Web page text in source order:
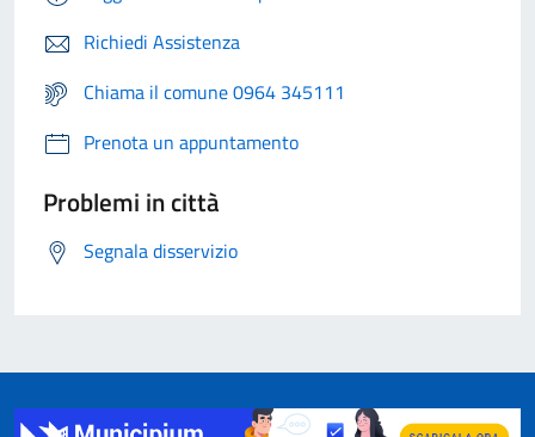
Richiedi Assistenza
Chiama il comune 0964 345111
Prenota un appuntamento
Problemi in città
Segnala disservizio